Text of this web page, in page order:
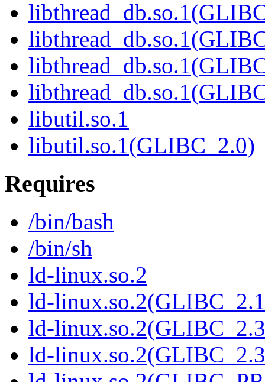
libutil.so.1
libutil.so.1(GLIBC_2.0)
Requires
/bin/bash
/bin/sh
ld-linux.so.2
ld-
ld-
ld-